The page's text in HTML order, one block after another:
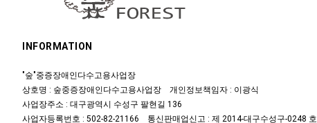
INFORMATION
"숲"중증장애인다수고용사업장
상호명 : 숲중증장애인다수고용사업장 개인정보책임자 : 이광식
사업장주소 : 대구광역시 수성구 팔현길 136
사업자등록번호 : 502-82-21166 통신판매업신고 : 제 2014-대구수성구-0248 호